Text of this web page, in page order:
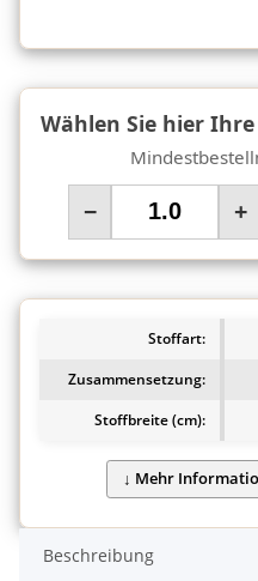
Wählen Sie hier
− +
Stoffart:
Zusammensetzung:
Stoffbreite (cm):
Beschreibung